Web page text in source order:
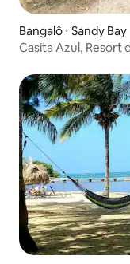
Bangalô ⋅ Sandy Bay
Casita Azul, Resort